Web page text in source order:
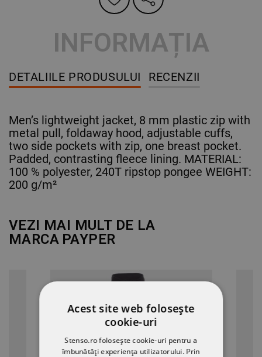
INFORMAȚIA
DETALIILE PRODUSULUI RECENZII
Men’s lightweight jacket, 8 mm plastic zip with
metal pull, foldaway hood, adjustable cuffs,
two side pockets with zip, one breast pocket.
Padded, contrasting fleece lining. MATERIAL:
100 % polyester, 240T ripstop pongee WEIGHT:
200 g/m²
VEZI MAI MULT DE LA
MARCA PAYPER
Acest site web folosește
cookie-uri
Stenso.ro folosește cookie-uri pentru a
îmbunătăți experiența utilizatorului. Prin